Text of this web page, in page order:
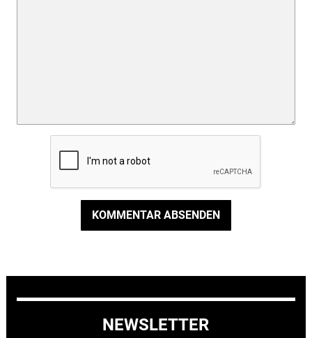
KOMMENTAR ABSENDEN
NEWSLETTER